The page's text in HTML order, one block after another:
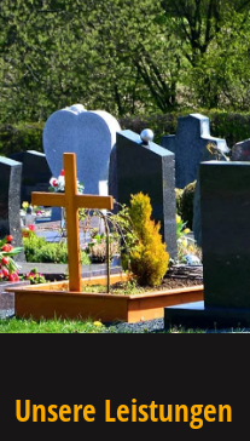
Unsere Leistungen